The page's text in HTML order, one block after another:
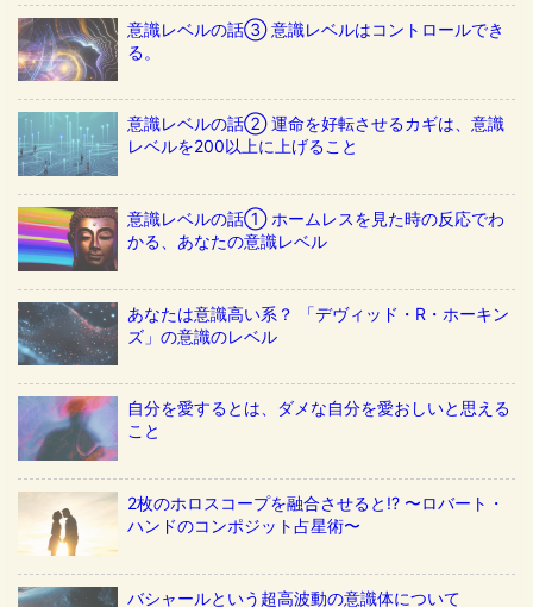
意識レベルの話③ 意識レベルはコントロールでき
る。
意識レベルの話② 運命を好転させるカギは、意識
レベルを200以上に上げること
意識レベルの話① ホームレスを見た時の反応でわ
かる、あなたの意識レベル
あなたは意識高い系？ 「デヴィッド・R・ホーキン
ズ」の意識のレベル
自分を愛するとは、ダメな自分を愛おしいと思える
こと
2枚のホロスコープを融合させると!? 〜ロバート・
ハンドのコンポジット占星術〜
バシャールという超高波動の意識体について